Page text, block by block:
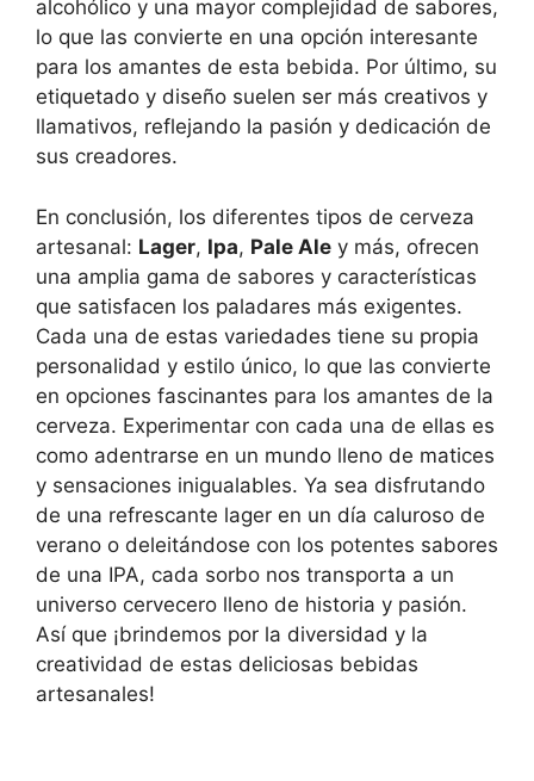
alcohólico y una mayor complejidad de sabores,
lo que las convierte en una opción interesante
para los amantes de esta bebida. Por último, su
etiquetado y diseño suelen ser más creativos y
llamativos, reflejando la pasión y dedicación de
sus creadores.
En conclusión, los diferentes tipos de cerveza
artesanal: Lager, Ipa, Pale Ale y más, ofrecen
una amplia gama de sabores y características
que satisfacen los paladares más exigentes.
Cada una de estas variedades tiene su propia
personalidad y estilo único, lo que las convierte
en opciones fascinantes para los amantes de la
cerveza. Experimentar con cada una de ellas es
como adentrarse en un mundo lleno de matices
y sensaciones inigualables. Ya sea disfrutando
de una refrescante lager en un día caluroso de
verano o deleitándose con los potentes sabores
de una IPA, cada sorbo nos transporta a un
universo cervecero lleno de historia y pasión.
Así que ¡brindemos por la diversidad y la
creatividad de estas deliciosas bebidas
artesanales!